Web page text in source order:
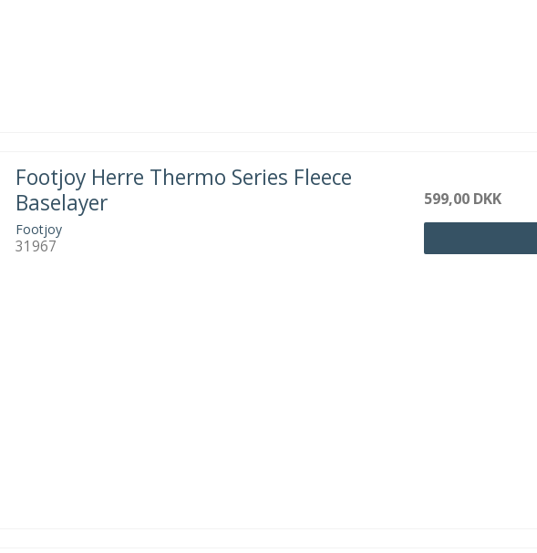
Footjoy Herre Thermo Series Fleece
Baselayer
Footjoy
31967
599,00 DKK